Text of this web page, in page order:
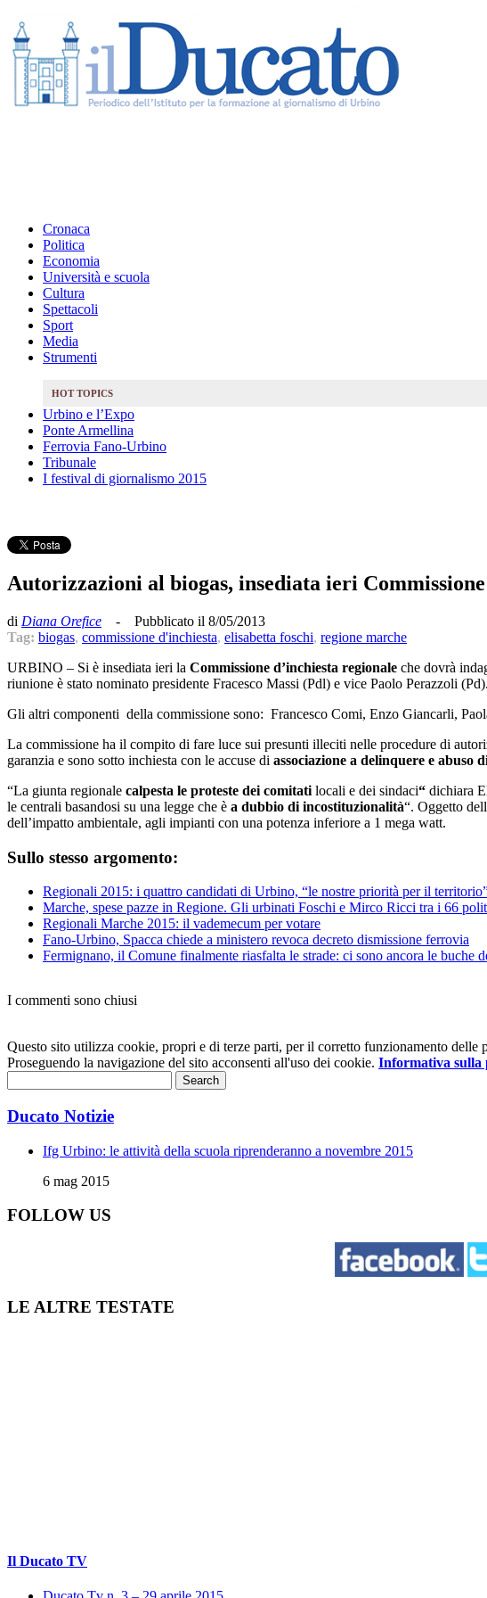
Cronaca
Politica
Economia
Università e scuola
Cultura
Spettacoli
Sport
Media
Strumenti
HOT TOPICS
Urbino e l’Expo
Ponte Armellina
Ferrovia Fano-Urbino
Tribunale
I festival di giornalismo 2015
Autorizzazioni al biogas, insediata ieri
di Diana Orefice - Pubblicato il 8/05/2013
Tag: biogas, commissione d'inchiesta, elisabetta foschi, regione marche
URBINO – Si è insediata ieri la Commissione d’inchiesta regionale che dovrà
riunione è stato nominato presidente Fracesco Massi (Pdl) e vice Paolo Perazzoli (Pd).
Gli altri componenti della commissione sono: Francesco Comi, Enzo Giancarli,
La commissione ha il compito di fare luce sui presunti illeciti nelle procedure di
garanzia e sono sotto inchiesta con le accuse di associazione a delinquere e abuso
“La giunta regionale calpesta le proteste dei comitati locali e dei sindaci“ dichiara
le centrali basandosi su una legge che è a dubbio di incostituzionalità“. Oggetto
dell’impatto ambientale, agli impianti con una potenza inferiore a 1 mega watt.
Sullo stesso argomento:
Regionali 2015: i quattro candidati di Urbino, “le nostre priorità per il
Marche, spese pazze in Regione. Gli urbinati Foschi e Mirco Ricci tra i 66
Regionali Marche 2015: il vademecum per votare
Fano-Urbino, Spacca chiede a ministero revoca decreto dismissione ferrovia
Fermignano, il Comune finalmente riasfalta le strade: ci sono ancora le buche
I commenti sono chiusi
Questo sito utilizza cookie, propri e di terze parti, per il corretto funzionamento
Proseguendo la navigazione del sito acconsenti all'uso dei cookie. Informativa sulla
Ducato Notizie
Ifg Urbino: le attività della scuola riprenderanno a novembre 2015
6 mag 2015
FOLLOW US
LE ALTRE TESTATE
Il Ducato TV